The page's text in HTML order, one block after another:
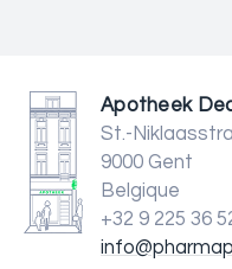
Apotheek
St.-
9000 Gent
Belgique
+32 9 225 36